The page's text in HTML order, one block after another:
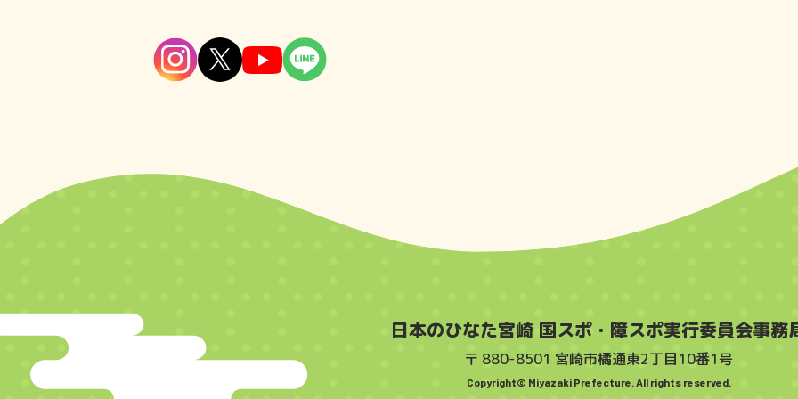
日本のひなた宮崎 国スポ・障スポ実行委員会事務
〒 880-8501 宮崎市橘通東2丁目10番1号
Copyright© Miyazaki Prefecture. All rights reserved.